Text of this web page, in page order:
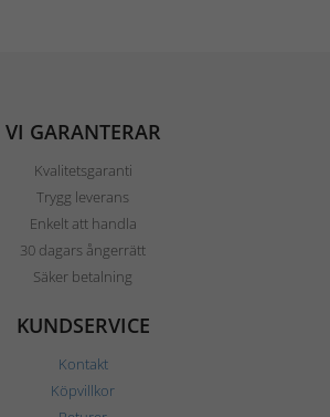
VI GARANTERAR
Kvalitetsgaranti
Trygg leverans
Enkelt att handla
30 dagars ångerrätt
Säker betalning
KUNDSERVICE
Kontakt
Köpvillkor